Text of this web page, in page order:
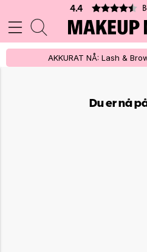
4.4
AKKURAT NÅ: Lash &
Du er nå